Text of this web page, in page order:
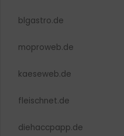
blgastro.de
moproweb.de
kaeseweb.de
fleischnet.de
diehaccpapp.de